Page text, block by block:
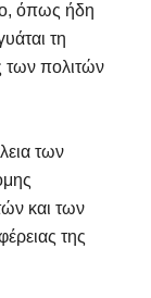
όπως ήδη
τη
των πολιτών
των
και των
της